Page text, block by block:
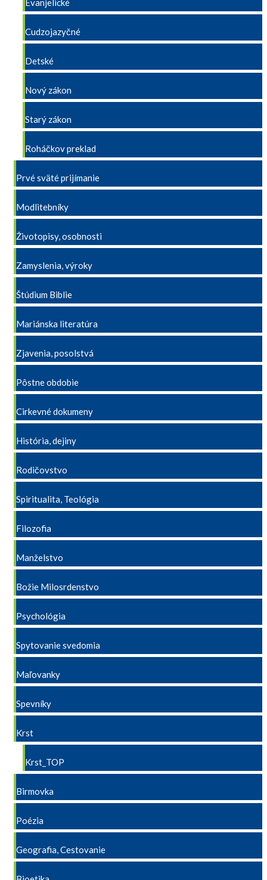
Evanjelické
Cudzojazyčné
Detské
Nový zákon
Starý zákon
Roháčkov preklad
Prvé sväté prijímanie
Modlitebníky
Životopisy, osobnosti
Zamyslenia, výroky
Štúdium Biblie
Mariánska literatúra
Zjavenia, posolstvá
Pôstne obdobie
Cirkevné dokumeny
História, dejiny
Rodičovstvo
Spiritualita, Teológia
Filozofia
Manželstvo
Božie Milosrdenstvo
Psychológia
Spytovanie svedomia
Maľovanky
Spevníky
Krst
Krst_TOP
Birmovka
Poézia
Geografia, Cestovanie